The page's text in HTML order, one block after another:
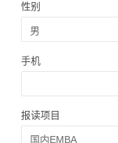
性别
手机
报读项目